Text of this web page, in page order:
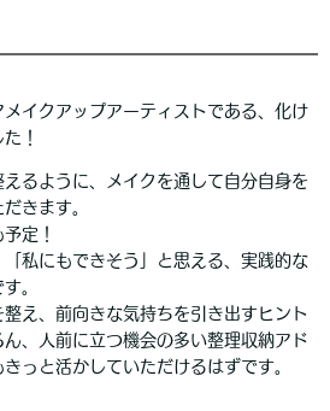
イクアップアーティストである、化け
！
るように、メイクを通して自分自身を
きます。
定！
「私にもできそう」と思える、実践的な
。
え、前向きな気持ちを引き出すヒント
、人前に立つ機会の多い整理収納アド
っと活かしていただけるはずです。